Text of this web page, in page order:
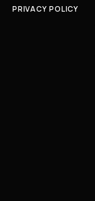
PRIVACY POLICY